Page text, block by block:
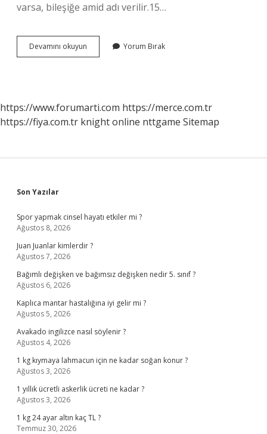
varsa, bileşiğe amid adı verilir.15…
Devamını okuyun
Ne
Yorum Bırak
https://www.forumarti.com https://merce.com.tr
https://fiya.com.tr knight online nttgame Sitemap
Sidebar
Son Yazılar
Spor yapmak cinsel hayatı etkiler mi ?
Ağustos 8, 2026
Juan Juanlar kimlerdir ?
Ağustos 7, 2026
Bağımlı değişken ve bağımsız değişken nedir 5. sınıf ?
Ağustos 6, 2026
Kaplıca mantar hastalığına iyi gelir mi ?
Ağustos 5, 2026
Avakado ingilizce nasıl söylenir ?
Ağustos 4, 2026
1 kg kıymaya lahmacun için ne kadar soğan konur ?
Ağustos 3, 2026
1 yıllık ücretli askerlik ücreti ne kadar ?
Ağustos 3, 2026
1 kg 24 ayar altın kaç TL ?
Temmuz 30, 2026